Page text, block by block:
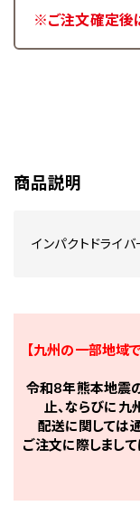
※ご注文確定後
商品説明
インパクトドライ
【九州の一部地域
令和8年熊本地震
止、ならびに九
配送に関しては
ご注文に際しまし